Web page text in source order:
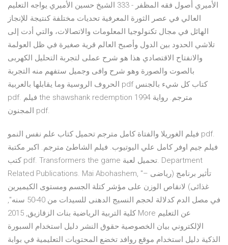
الأميري أصول فقه المظفر - 333 الشيخ حسين الأميري يواجه التعليم
العالي في عصر الثورة المعرفية تحديات مختلفة كنتيجة للإنجاز
الهائل في مجال تكنولوجيا المعلومات والاتصالات، والتي أدت إلى
تلاشي الحدود بين الدول وأصبح العالم قرية صغيرة في ظل العولمة
والانفتاح الاقتصادي هذا هو شرح عملى لتجربة التحليل الكهربى
بالصوت والصورة وهو شرح وافى وجميل ستفهم منه التجربة
الحروف الروسية وما يقابلها بالعربية pdf كتاب كل شيء بالجنس
pdf. فيلم the shawshank redemption 1994 مترجم. رواية
المجنون pdf.
فيلم الغوريلا والفتاة كامل مترجم تحميل كتاب علم نفس النمو pdf.
فيلم جيم اوفر كامل علي اليوتيوب. فيلم الشاطئ مترجم. اكبر مكتبة
كتب pdf. Transformers the game تحميل لعبة. Department
Related Publications. Mai Abohashem, "تأثير برنامج (رياضى –
غذائى) لانقاص الوزن على مؤشر كتلة الجسم ومستوى الكيميرين
في مصل الدم كدلالة لحجم النسيج الدهنى للسيدات من 40-50 سنه",
كلية التربية الرياضية بنات الزقازيق, 2015 More عن التعليم
الإلكتروني بيان الخصوصية حقوق النشر دليل استخدام السبورة
الذكية دليل استخدام موقع روافد تخضع المحتويات التعليمية في بوابة